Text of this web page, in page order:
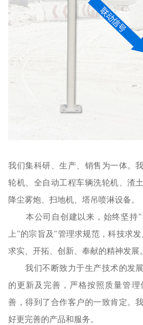
我们集科研、生产、销售为一体。
轮机、全自动工程车辆洗轮机、渣
降尘雾炮、扫地机、塔吊喷淋设备。
本公司自创建以来，始终坚持"
上"的宗旨及"管理求规范，科技求
求实、开拓、创新、奉献的精神发展。
我们不断致力于生产技术的发展
的更新及完善，严格按照质量管
善，得到了合作客户的一致肯定。
好更完善的产品和服务。